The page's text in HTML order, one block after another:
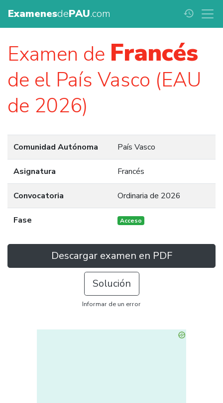
ExamenesdePAU.com history
Examen de Francés
de el País Vasco (EAU
de 2026)
Comunidad Autónoma País Vasco
Asignatura Francés
Convocatoria Ordinaria de 2026
Fase Acceso
Descargar examen en PDF
Solución
Informar de un error